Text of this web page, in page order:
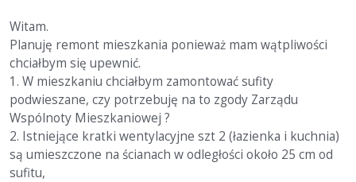
Witam.
Planuję remont mieszkania ponieważ mam wątpliwości
chciałbym się upewnić.
1. W mieszkaniu chciałbym zamontować sufity
podwieszane, czy potrzebuję na to zgody Zarządu
Wspólnoty Mieszkaniowej ?
2. Istniejące kratki wentylacyjne szt 2 (łazienka i kuchnia)
są umieszczone na ścianach w odległości około 25 cm od
sufitu,